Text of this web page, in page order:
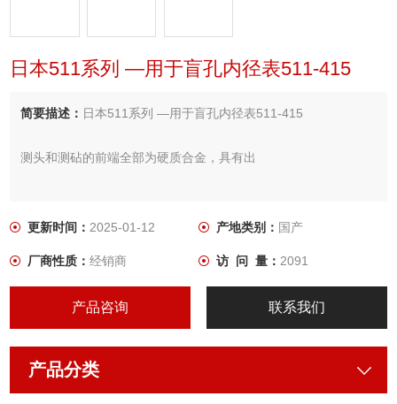
日本511系列 —用于盲孔内径表511-415
简要描述： 日本511系列 —用于盲孔内径表511-415
测头和测砧的前端全部为硬质合金，具有出
对高精度测量的影响。
更新时间：2025-01-12 产地类别： 国产
厂商性质：经销商 访 问 量： 2091
产品咨询 联系我们
产品分类